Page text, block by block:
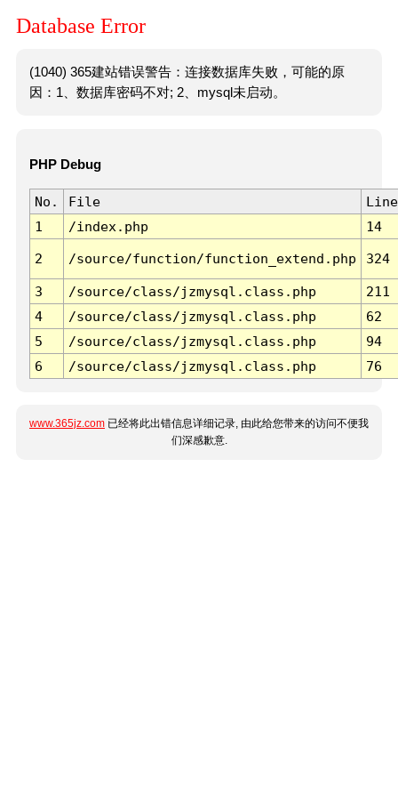
Database Error
(1040) 365建站错误警告：连接数据库失败，可能的原
因：1、数据库密码不对; 2、mysql未启动。
PHP Debug
No. File
Line
1
/index.php 14
2 /source/function/function_extend.php 324
3 /source/class/jzmysql.class.php
211
4
/source/class/jzmysql.class.php
62
5
/source/class/jzmysql.class.php
94
6
/source/class/jzmysql.class.php 76
www.365jz.com 已经将此出错信息详细记录, 由此给您带来的访问不便我
们深感歉意.